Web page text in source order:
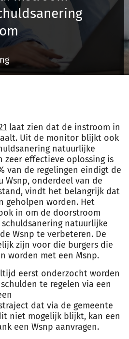
Inloggen
Registreren
laat zien dat de instroom in
Uit de monitor blijkt ook
natuurlijke
zeer effectieve oplossing is
van de regelingen eindigt de
Wsnp, onderdeel van de
vindt het belangrijk dat
geholpen worden. Het
in om de doorstroom
natuurlijke
Wsnp te verbeteren. De
zijn voor die burgers die
worden met een Msnp.
eerst onderzocht worden
te regelen via een
dat via de gemeente
niet mogelijk blijkt, kan een
een Wsnp aanvragen.